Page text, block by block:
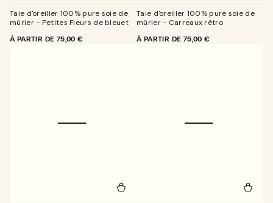
Taie d'oreiller 100% pure soie de
mûrier - Petites Fleurs de bleuet
PRIX
À PARTIR DE 75,00 €
Taie d'oreiller 100% pure soie de
mûrier - Carreaux rétro
PRIX
À PARTIR DE 75,00 €